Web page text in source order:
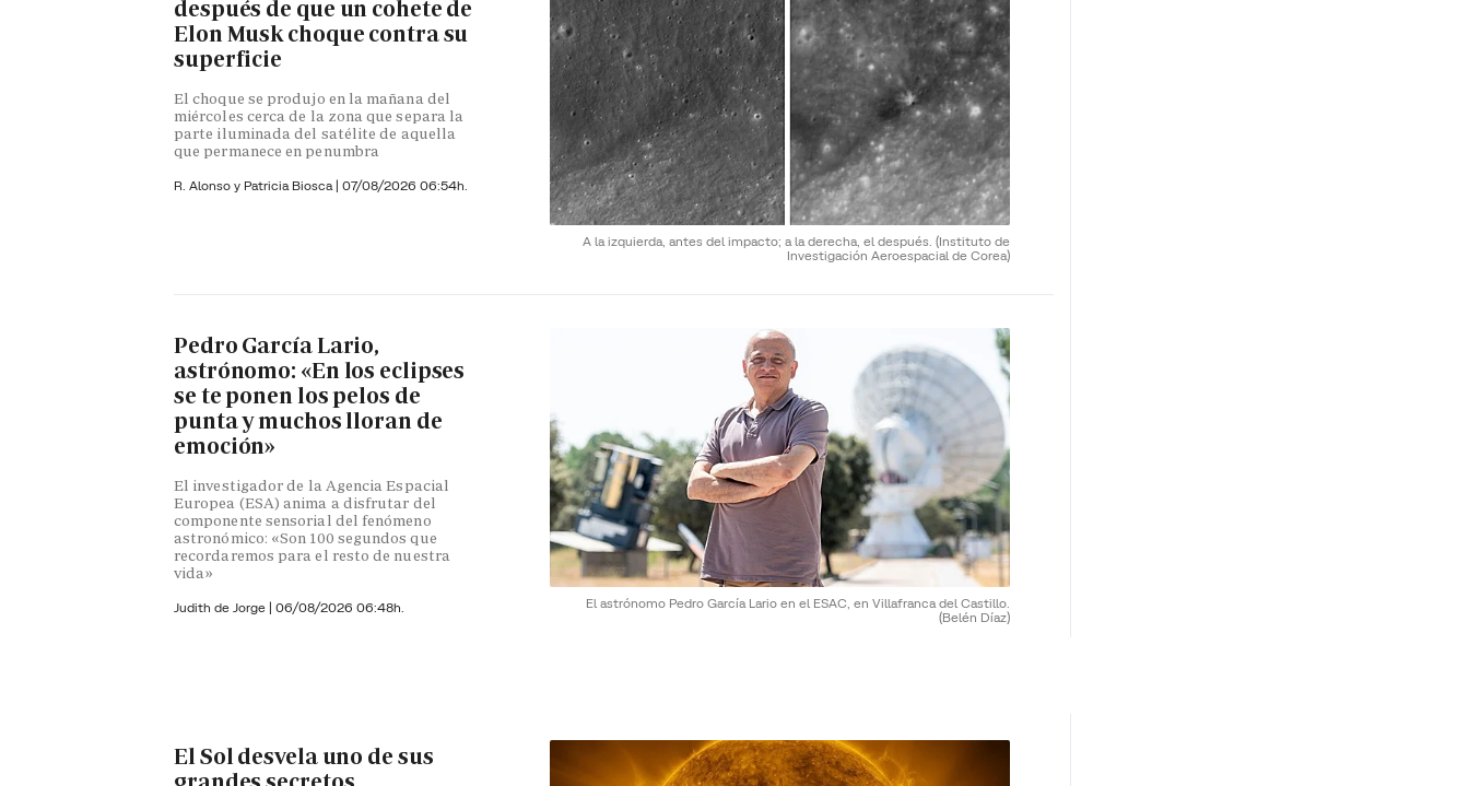
A la izquierda, antes del impacto; a la derecha, el después. (Instituto de
Investigación Aeroespacial de Corea)
después de que un cohete de
Elon Musk choque contra su
superficie
El choque se produjo en la mañana del
miércoles cerca de la zona que separa la
parte iluminada del satélite de aquella
que permanece en penumbra
R. Alonso y Patricia Biosca | 07/08/2026 06:54h.
El astrónomo Pedro García Lario en el ESAC, en Villafranca del Castillo.
(Belén Díaz)
Pedro García Lario,
astrónomo: «En los eclipses
se te ponen los pelos de
punta y muchos lloran de
emoción»
El investigador de la Agencia Espacial
Europea (ESA) anima a disfrutar del
componente sensorial del fenómeno
astronómico: «Son 100 segundos que
recordaremos para el resto de nuestra
vida»
Judith de Jorge | 06/08/2026 06:48h.
El Sol desvela uno de sus